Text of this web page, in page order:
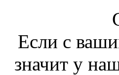
Если с
значит у